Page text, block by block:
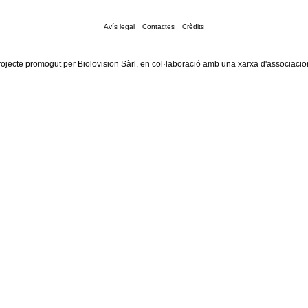
Avís legal Contactes Crèdits
promogut per Biolovision Sàrl, en col·laboració amb una xarxa